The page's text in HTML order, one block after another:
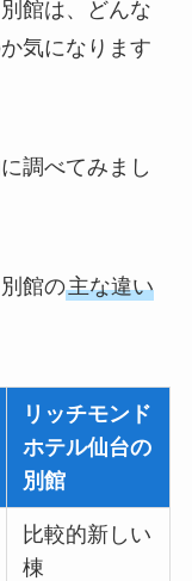
館は、どんな
気になります
調べてみまし
館の主な違い
リッチモンド
ホテル仙台の
別館
比較的新しい
棟